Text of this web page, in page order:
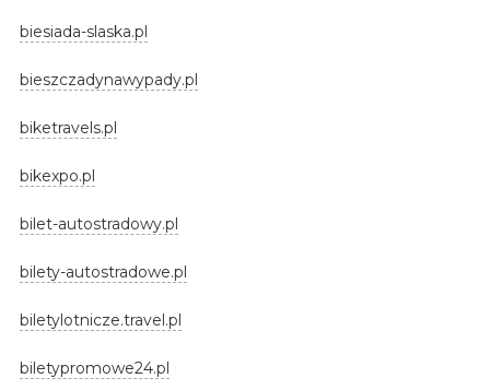
biesiada-slaska.pl
bieszczadynawypady.pl
biketravels.pl
bikexpo.pl
bilet-autostradowy.pl
bilety-autostradowe.pl
biletylotnicze.travel.pl
biletypromowe24.pl